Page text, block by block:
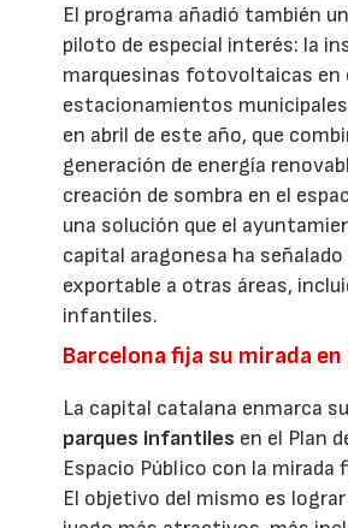
El programa añadió también
piloto de especial interés: la
marquesinas fotovoltaicas en
estacionamientos
en abril de este año, que
generación de energía
creación de sombra en el
una solución que el
capital aragonesa ha
exportable a otras áreas,
infantiles.
Barcelona fija su mirada
La capital catalana enmarca
parques infantiles en el Plan
Espacio Público con la mirada
El objetivo del mismo es